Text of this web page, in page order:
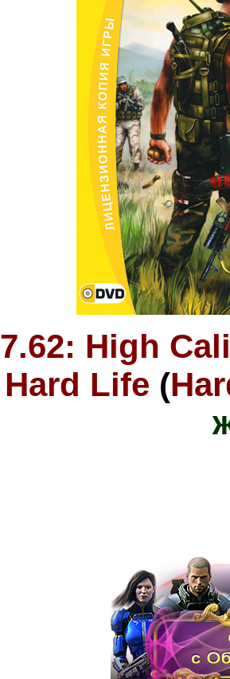
7.62: High
Hard Life (